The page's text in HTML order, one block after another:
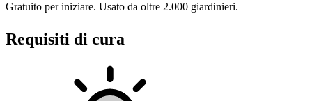
Gratuito per iniziare. Usato da oltre 2.000 giardinieri.
Requisiti di cura